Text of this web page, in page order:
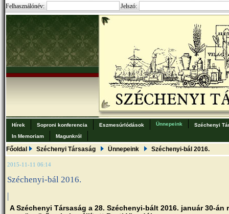
Felhasználónév: Jelszó:
Hírek Soproni konferencia Eszmesúrlódások Ünnepeink
Széchenyi
In Memoriam
Magunkról
Főoldal Széchenyi Társaság Ünnepeink Széchenyi-bál 2016.
2015-11-11 06:14
Széchenyi-bál 2016.
|
A Széchenyi Társaság a 28. Széchenyi-bált 2016. január 30-án